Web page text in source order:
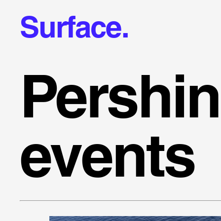
Surface.
events